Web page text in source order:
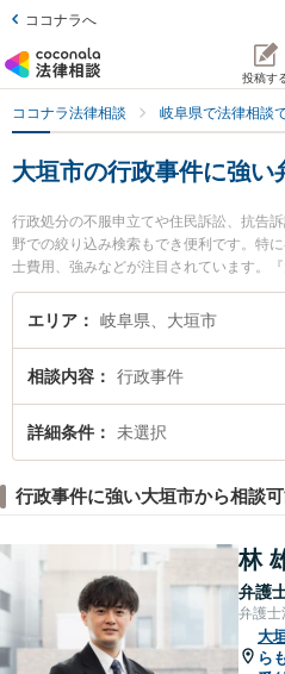
ココナラへ
投稿す
ココナラ法律相談 岐阜県で法律相談
大垣市の行政事件に強い
行政処分の不服申立てや住民訴訟、抗告
野での絞り込み検索もでき便利です。特
士費用、強みなどが注目されています。
事件のトラブルを今すぐに弁護士に相談
実績豊富な近くの弁護士を検索したい』
エリア 岐阜県、大垣市
相談内容 行政事件
詳細条件 未選択
行政事件に強い大垣市から相談
林
弁護
弁護士
大
ら